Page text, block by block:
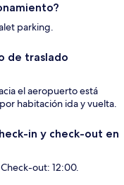
parking.
de traslado
el aeropuerto está
habitación ida y vuelta.
in y check-out en
out: 12:00.